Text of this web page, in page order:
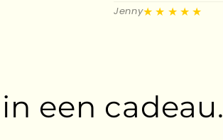
Jenny★★★★★
een cadeau.